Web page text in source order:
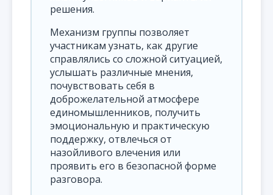
решения.
Механизм группы позволяет
участникам узнать, как другие
справлялись со сложной ситуацией,
услышать различные мнения,
почувствовать себя в
доброжелательной атмосфере
единомышленников, получить
эмоциональную и практическую
поддержку, отвлечься от
назойливого влечения или
проявить его в безопасной форме
разговора.